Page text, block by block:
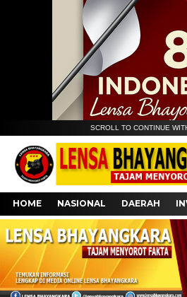
SCROLL TO CONTINUE
HOME NASIONAL DAERAH